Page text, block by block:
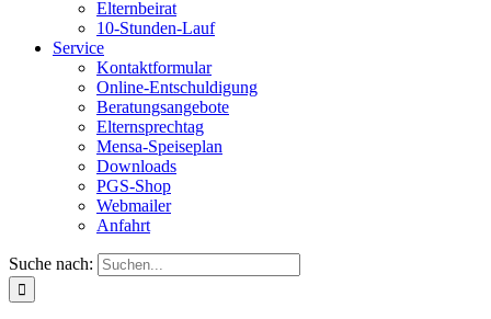
Elternbeirat
10-Stunden-Lauf
Service
Kontaktformular
Online-Entschuldigung
Beratungsangebote
Elternsprechtag
Mensa-Speiseplan
Downloads
PGS-Shop
Webmailer
Anfahrt
Suche nach: